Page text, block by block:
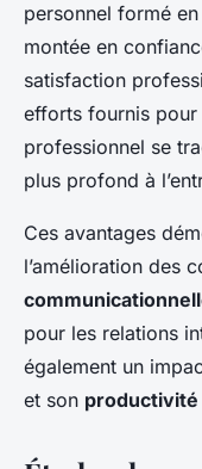
personnel formé
montée en
satisfaction
efforts fournis
professionnel se
plus profond à
Ces avantages
l’amélioration des
pour les relations
également un
et son productivité